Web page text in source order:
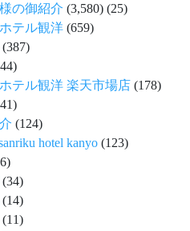
の御紹介 (3,580) (25)
テル観洋 (659)
(387)
テル観洋 楽天市場店 (178)
(124)
hotel kanyo (123)
(34)
(14)
(11)